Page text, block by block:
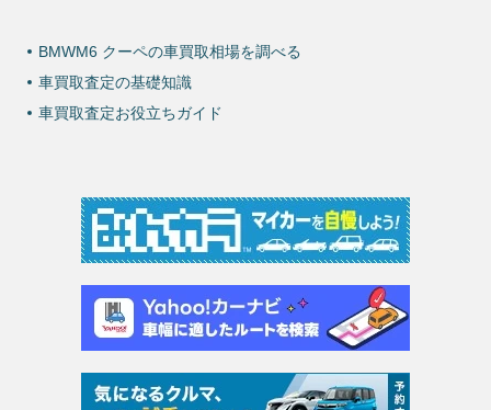
BMWM6 クーペの車買取相場を調べる
車買取査定の基礎知識
車買取査定お役立ちガイド